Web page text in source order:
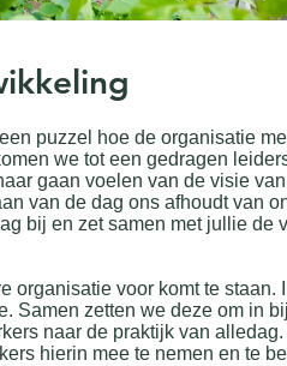
puzzel hoe de organisatie
we tot een gedragen
gaan voelen van de visie
van de dag ons afhoudt van
bij en zet samen met jullie de
organisatie voor komt te
Samen zetten we deze om in
naar de praktijk van
hierin mee te nemen en te